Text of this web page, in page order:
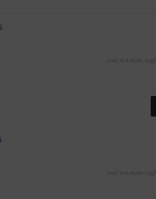
inkl. 19 % MwSt. zzgl.
inkl. 19 % MwSt. zzgl.